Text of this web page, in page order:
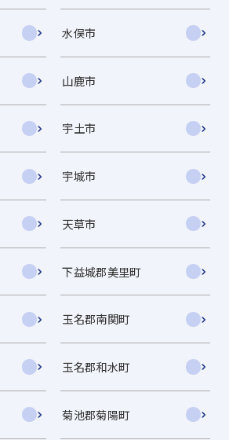
水俣市
山鹿市
宇土市
宇城市
天草市
下益城郡美里町
玉名郡南関町
玉名郡和水町
菊池郡菊陽町